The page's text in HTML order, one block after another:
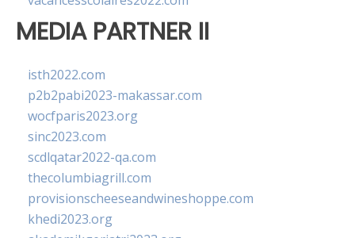
MEDIA PARTNER II
isth2022.com
p2b2pabi2023-makassar.com
wocfparis2023.org
sinc2023.com
scdlqatar2022-qa.com
thecolumbiagrill.com
provisionscheeseandwineshoppe.com
khedi2023.org